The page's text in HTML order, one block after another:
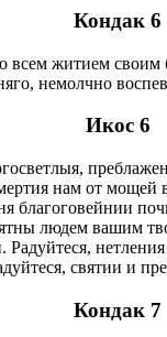
Кондак 6
житием
немолчно
Икос 6
нам от
людем вашим
святии и
Кондак 7